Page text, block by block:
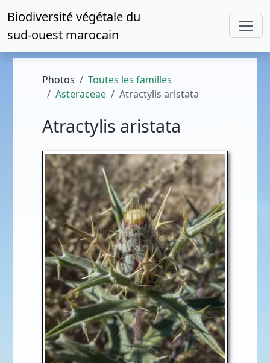
Biodiversité végétale du
sud-ouest marocain
Photos
Toutes les familles
Asteraceae
Atractylis aristata
Atractylis aristata